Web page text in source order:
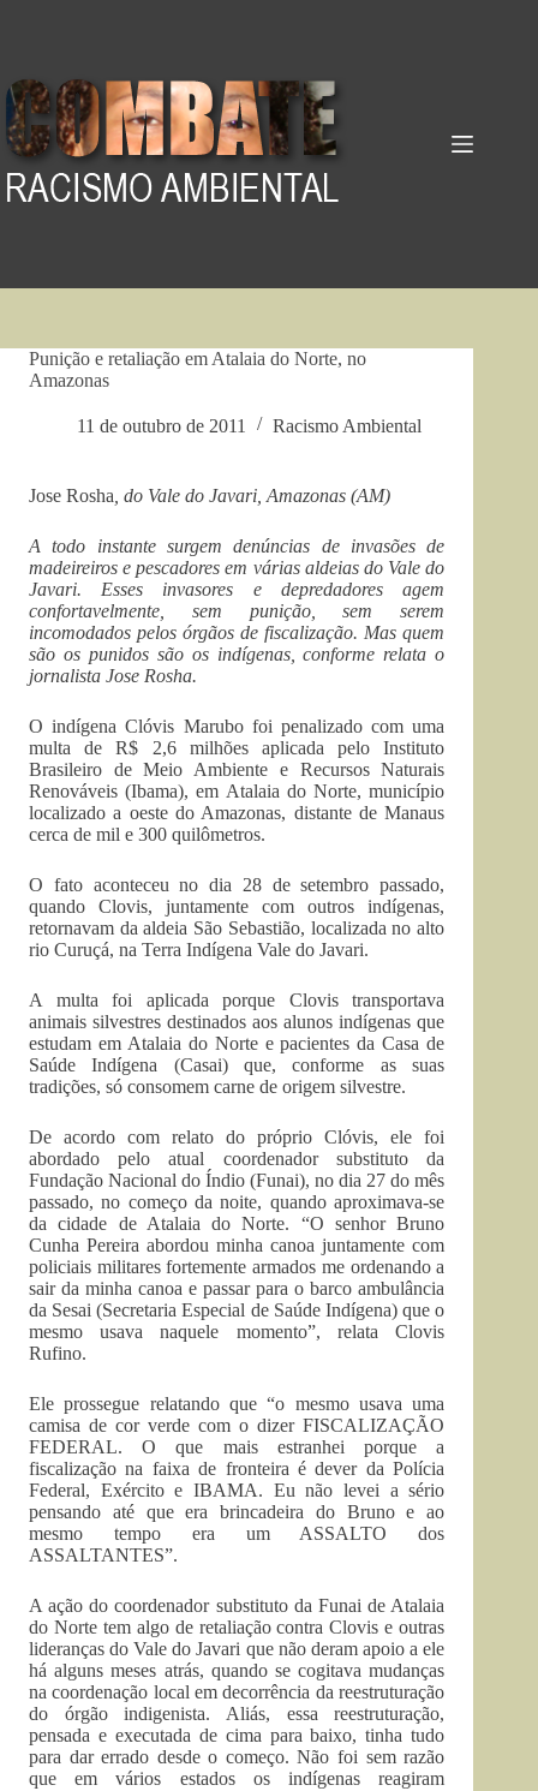
Punição e retaliação em Atalaia do Norte, no
Amazonas
11 de outubro de 2011 Racismo Ambiental
Jose Rosha , do Vale do Javari, Amazonas (AM)
A todo instante surgem denúncias de invasões de
madeireiros e pescadores em várias aldeias do Vale do
Javari. Esses invasores e depredadores agem
confortavelmente, sem punição, sem serem
incomodados pelos órgãos de fiscalização. Mas quem
são os punidos são os indígenas, conforme relata o
jornalista Jose Rosha.
O indígena Clóvis Marubo foi penalizado com uma
multa de R$ 2,6 milhões aplicada pelo Instituto
Brasileiro de Meio Ambiente e Recursos Naturais
Renováveis (Ibama), em Atalaia do Norte, município
localizado a oeste do Amazonas, distante de Manaus
cerca de mil e 300 quilômetros.
O fato aconteceu no dia 28 de setembro passado,
quando Clovis, juntamente com outros indígenas,
retornavam da aldeia São Sebastião, localizada no alto
rio Curuçá, na Terra Indígena Vale do Javari.
A multa foi aplicada porque Clovis transportava
animais silvestres destinados aos alunos indígenas que
estudam em Atalaia do Norte e pacientes da Casa de
Saúde Indígena (Casai) que, conforme as suas
tradições, só consomem carne de origem silvestre.
De acordo com relato do próprio Clóvis, ele foi
abordado pelo atual coordenador substituto da
Fundação Nacional do Índio (Funai), no dia 27 do mês
passado, no começo da noite, quando aproximava-se
da cidade de Atalaia do Norte. “O senhor Bruno
Cunha Pereira abordou minha canoa juntamente com
policiais militares fortemente armados me ordenando a
sair da minha canoa e passar para o barco ambulância
da Sesai (Secretaria Especial de Saúde Indígena) que o
mesmo usava naquele momento”, relata Clovis
Rufino.
Ele prossegue relatando que “o mesmo usava uma
camisa de cor verde com o dizer FISCALIZAÇÃO
FEDERAL. O que mais estranhei porque a
fiscalização na faixa de fronteira é dever da Polícia
Federal, Exército e IBAMA. Eu não levei a sério
pensando até que era brincadeira do Bruno e ao
mesmo tempo era um ASSALTO dos
ASSALTANTES”.
A ação do coordenador substituto da Funai de Atalaia
do Norte tem algo de retaliação contra Clovis e outras
lideranças do Vale do Javari que não deram apoio a ele
há alguns meses atrás, quando se cogitava mudanças
na coordenação local em decorrência da reestruturação
do órgão indigenista. Aliás, essa reestruturação,
pensada e executada de cima para baixo, tinha tudo
para dar errado desde o começo. Não foi sem razão
que em vários estados os indígenas reagiram